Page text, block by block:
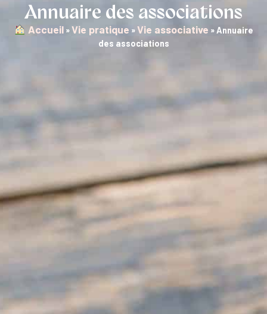
Annuaire des associations
︎ Accueil »Vie pratique »Vie associative »Annuaire
des associations